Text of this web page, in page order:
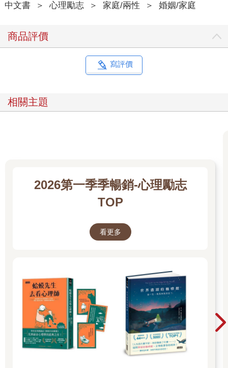
中文書 ＞ 心理勵志 ＞ 家庭/兩性 ＞ 婚姻/家庭
商品評價
寫評價
相關主題
2026第一季季暢銷-心理勵志
TOP
看更多